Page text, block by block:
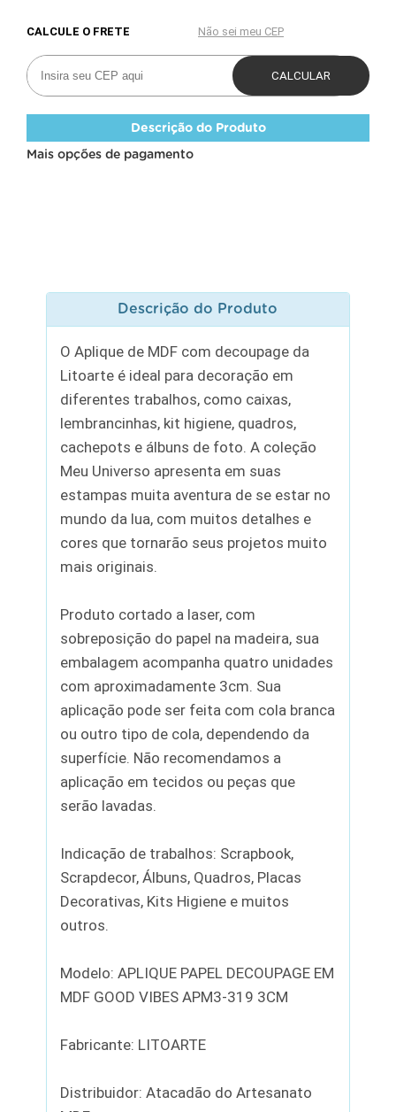
Descrição do Produto
Mais opções de pagamento
Descrição do Produto
O Aplique de MDF com decoupage da
Litoarte é ideal para decoração em
diferentes trabalhos, como caixas,
lembrancinhas, kit higiene, quadros,
cachepots e álbuns de foto. A coleção
Meu Universo apresenta em suas
estampas muita aventura de se estar no
mundo da lua, com muitos detalhes e
cores que tornarão seus projetos muito
mais originais.
Produto cortado a laser, com
sobreposição do papel na madeira, sua
embalagem acompanha quatro unidades
com aproximadamente 3cm. Sua
aplicação pode ser feita com cola branca
ou outro tipo de cola, dependendo da
superfície. Não recomendamos a
aplicação em tecidos ou peças que
serão lavadas.
Indicação de trabalhos: Scrapbook,
Scrapdecor, Álbuns, Quadros, Placas
Decorativas, Kits Higiene e muitos
outros.
Modelo: APLIQUE PAPEL DECOUPAGE EM
MDF GOOD VIBES APM3-319 3CM
Fabricante: LITOARTE
Distribuidor: Atacadão do Artesanato